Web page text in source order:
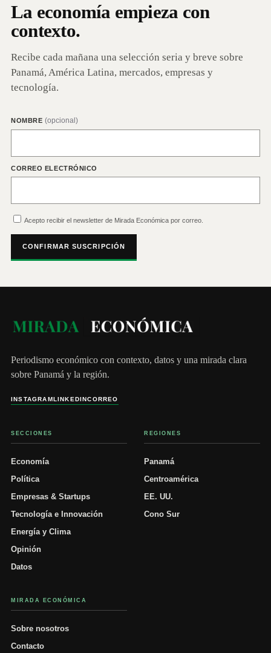
La economía empieza con
contexto.
Recibe cada mañana una selección seria y breve sobre
Panamá, América Latina, mercados, empresas y
tecnología.
NOMBRE (opcional)
CORREO ELECTRÓNICO
Acepto recibir el newsletter de Mirada Económica por correo.
CONFIRMAR SUSCRIPCIÓN
Periodismo económico con contexto, datos y una mirada clara
sobre Panamá y la región.
INSTAGRAMLINKEDINCORREO
SECCIONES
Economía
Política
Empresas & Startups
Tecnología e Innovación
Energía y Clima
Opinión
Datos
REGIONES
Panamá
Centroamérica
EE. UU.
Cono Sur
MIRADA ECONÓMICA
Sobre nosotros
Contacto